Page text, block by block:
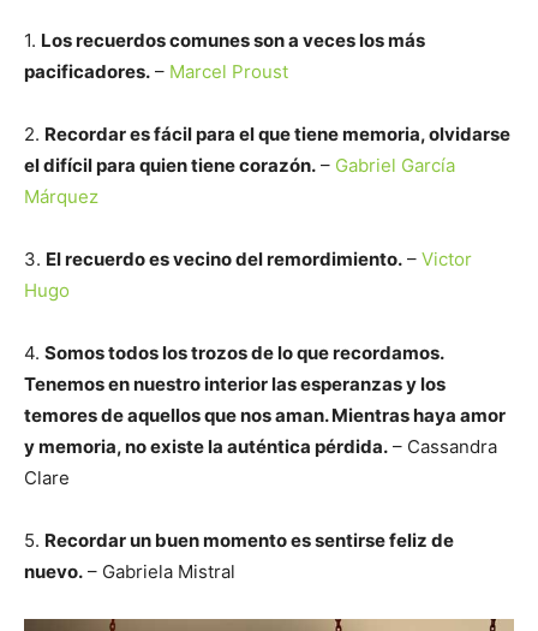
1. Los recuerdos comunes son a veces los más
pacificadores. – Marcel Proust
2. Recordar es fácil para el que tiene memoria, olvidarse
el difícil para quien tiene corazón. – Gabriel García
Márquez
3. El recuerdo es vecino del remordimiento. – Victor
Hugo
4. Somos todos los trozos de lo que recordamos.
Tenemos en nuestro interior las esperanzas y los
temores de aquellos que nos aman. Mientras haya amor
y memoria, no existe la auténtica pérdida. – Cassandra
Clare
5. Recordar un buen momento es sentirse feliz de
nuevo. – Gabriela Mistral